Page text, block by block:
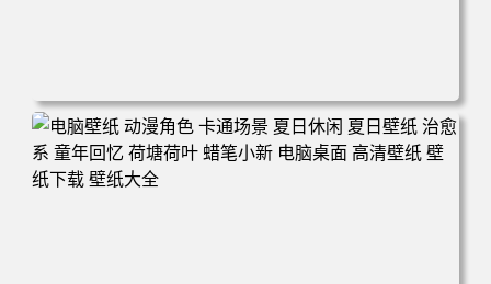
电脑壁纸 二次元角色 动漫角色 女帝 波雅·汉库克 波雅汉库
克 海贼王 电脑桌面 高清壁纸 壁纸下载 壁纸大全